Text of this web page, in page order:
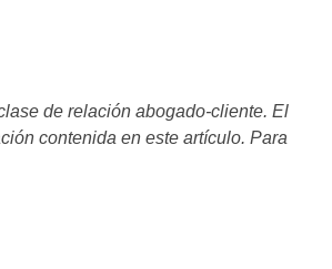
de relación abogado-cliente. El
contenida en este artículo. Para